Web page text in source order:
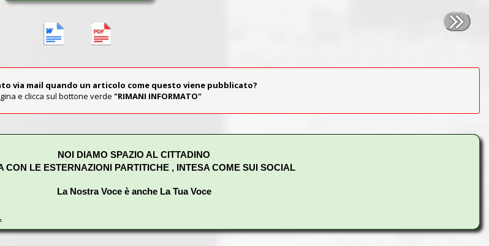
via mail quando un articolo come questo viene pubblicato?
e clicca sul bottone verde "RIMANI INFORMATO"
NOI DIAMO SPAZIO AL CITTADINO
CON LE ESTERNAZIONI PARTITICHE , INTESA COME SUI SOCIAL
La Nostra Voce è anche La Tua Voce